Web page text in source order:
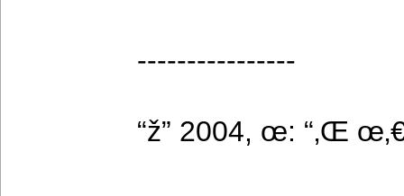
----------------
“ž” 2004, œ: “‚Œ